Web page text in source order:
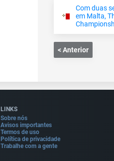
Com duas
em Malta,
< Anterior
LINKS
Sobre nós
Avisos importantes
Termos de uso
Política de privacidade
Trabalhe com a gente